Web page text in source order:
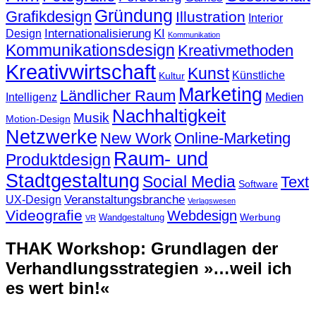
Grafikdesign Gründung Illustration Interior
Design Internationalisierung KI Kommunikation
Kommunikationsdesign Kreativmethoden
Kreativwirtschaft Kultur Kunst Künstliche
Intelligenz Ländlicher Raum Marketing Medien
Motion-Design Musik Nachhaltigkeit
Netzwerke New Work Online-Marketing
Produktdesign Raum- und
Stadtgestaltung Social Media Software Text
UX-Design Veranstaltungsbranche Verlagswesen
Videografie VR Wandgestaltung Webdesign Werbung
THAK Workshop: Grundlagen der
Verhandlungsstrategien »…weil ich
es wert bin!«